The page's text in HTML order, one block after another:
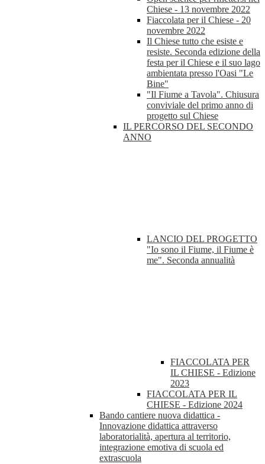
Chiese - 13 novembre 2022
Fiaccolata per il Chiese - 20
novembre 2022
Il Chiese tutto che esiste e
resiste. Seconda edizione della
festa per il Chiese e il suo lago
ambientata presso l'Oasi "Le
Bine"
"Il Fiume a Tavola". Chiusura
conviviale del primo anno di
progetto sul Chiese
IL PERCORSO DEL SECONDO
ANNO
LANCIO DEL PROGETTO
"Io sono il Fiume, il Fiume è
me". Seconda annualità
FIACCOLATA PER
IL CHIESE - Edizione
2023
FIACCOLATA PER IL
CHIESE - Edizione 2024
Bando cantiere nuova didattica -
Innovazione didattica attraverso
laboratorialità, apertura al territorio,
integrazione emotiva di scuola ed
extrascuola